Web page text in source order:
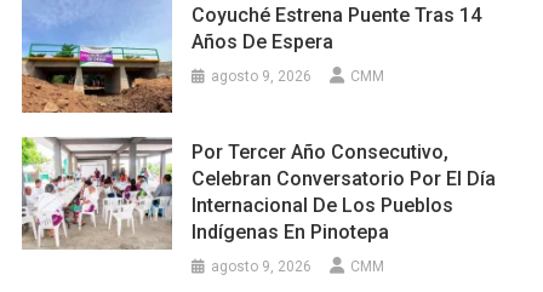
Coyuché Estrena Puente Tras 14
Años De Espera
agosto 9, 2026 CMM
Por Tercer Año Consecutivo,
Celebran Conversatorio Por El Día
Internacional De Los Pueblos
Indígenas En Pinotepa
agosto 9, 2026 CMM